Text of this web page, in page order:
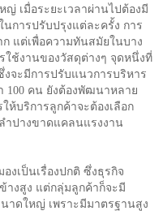
เมื่อระยะเวลาผ่านไปต้องมี
นการปรับปรุงแต่ละครั้ง การ
แต่เพื่อความทันสมัยในบาง
ช้งานของวัสดุต่างๆ จุดหนึ่งที่
งจะมีการปรับแนวการบริหาร
100 คน ยังต้องพัฒนาหลาย
ห้บริการลูกค้าจะต้องเลือก
ปางขาดแคลนแรงงาน
งเป็นเรื่องปกติ ซึ่งธุรกิจ
างสูง แต่กลุ่มลูกค้าก็จะมี
าดใหญ่ เพราะมีมาตรฐานสูง